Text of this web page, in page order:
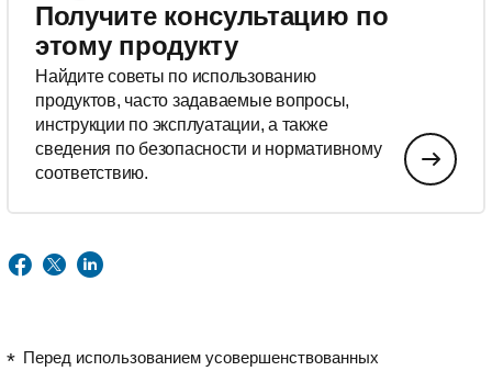
Получите консультацию по
этому продукту
Найдите советы по использованию
продуктов, часто задаваемые вопросы,
инструкции по эксплуатации, а также
сведения по безопасности и нормативному
соответствию.
Перед использованием усовершенствованных